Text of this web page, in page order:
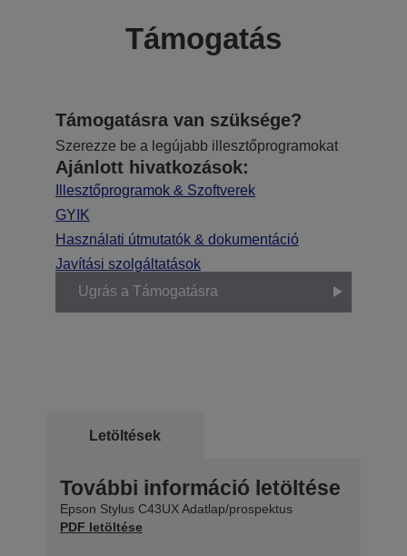
Támogatás
Támogatásra van szüksége?
Szerezze be a legújabb illesztőprogramokat
Ajánlott hivatkozások:
Illesztőprogramok & Szoftverek
GYIK
Használati útmutatók & dokumentáció
Javítási szolgáltatások
Ugrás a Támogatásra
Letöltések
További információ letöltése
Epson Stylus C43UX Adatlap/prospektus
PDF letöltése